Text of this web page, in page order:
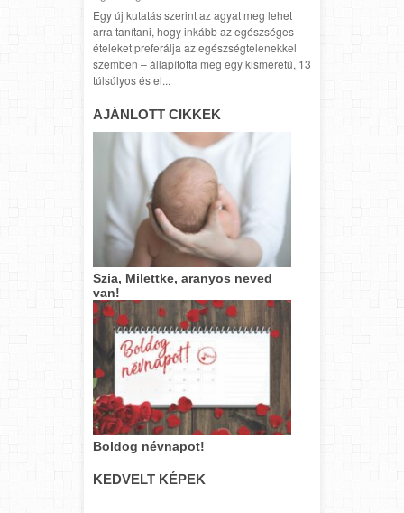
Egy új kutatás szerint az agyat meg lehet
arra tanítani, hogy inkább az egészséges
ételeket preferálja az egészségtelenekkel
szemben – állapította meg egy kisméretű, 13
túlsúlyos és el...
AJÁNLOTT CIKKEK
Szia, Milettke, aranyos neved
van!
Boldog névnapot!
KEDVELT KÉPEK